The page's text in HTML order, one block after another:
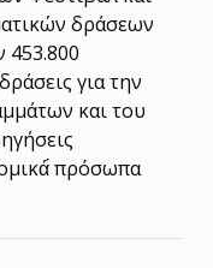
δράσεων
453.800
για την
και του
πρόσωπα